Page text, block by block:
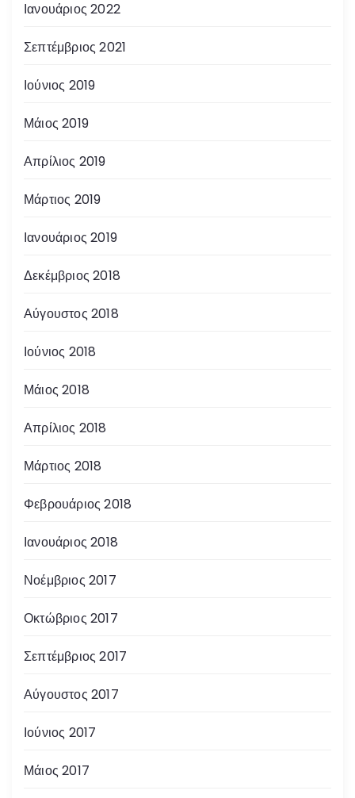
Ιανουάριος 2022
Σεπτέμβριος 2021
Ιούνιος 2019
Μάιος 2019
Απρίλιος 2019
Μάρτιος 2019
Ιανουάριος 2019
Δεκέμβριος 2018
Αύγουστος 2018
Ιούνιος 2018
Μάιος 2018
Απρίλιος 2018
Μάρτιος 2018
Φεβρουάριος 2018
Ιανουάριος 2018
Νοέμβριος 2017
Οκτώβριος 2017
Σεπτέμβριος 2017
Αύγουστος 2017
Ιούνιος 2017
Μάιος 2017